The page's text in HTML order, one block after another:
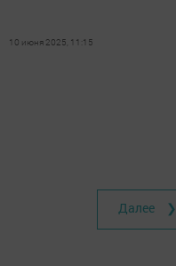
10 июня 2025, 11:15
Далее ❯